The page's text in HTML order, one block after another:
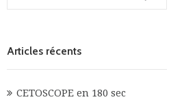
Articles récents
CETOSCOPE en 180 sec